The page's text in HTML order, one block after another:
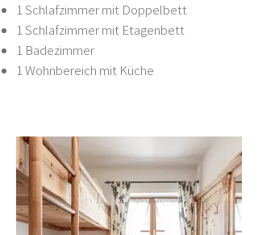
1 Schlafzimmer mit Doppelbett
1 Schlafzimmer mit Etagenbett
1 Badezimmer
1 Wohnbereich mit Küche